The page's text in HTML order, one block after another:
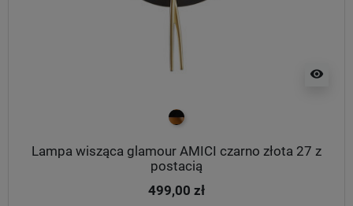
visibility
czarno złoty
Lampa wisząca glamour AMICI czarno złota 27 z
postacią
499,00 zł